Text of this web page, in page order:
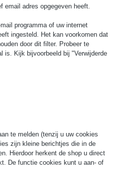
email adres opgegeven heeft.
programma of uw internet
ingesteld. Het kan voorkomen dat
door dit filter. Probeer te
is. Kijk bijvoorbeeld bij "Verwijderde
te melden (tenzij u uw cookies
zijn kleine berichtjes die in de
Hierdoor herkent de shop u direct
De functie cookies kunt u aan- of